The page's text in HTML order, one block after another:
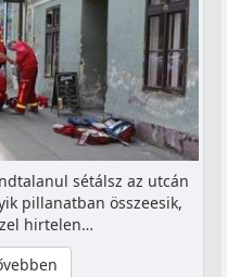
sétálsz az utcán
pillanatban összeesik,
hirtelen…